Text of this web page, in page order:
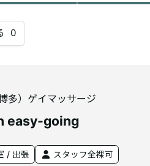
0
多）ゲイマッサージ
easy-going
/ 出張 スタッフ全裸可